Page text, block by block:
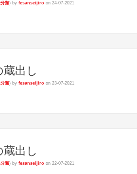
類) by fesanseijiro on 24-07-2021
蔵出し
類) by fesanseijiro on 23-07-2021
蔵出し
類) by fesanseijiro on 22-07-2021